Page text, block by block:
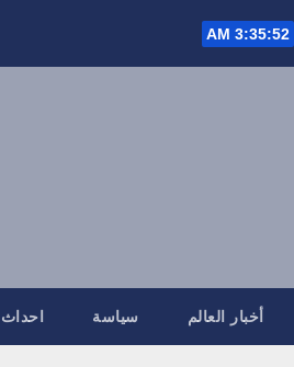
3:35:53 AM
أخبار العالم سياسة احداث